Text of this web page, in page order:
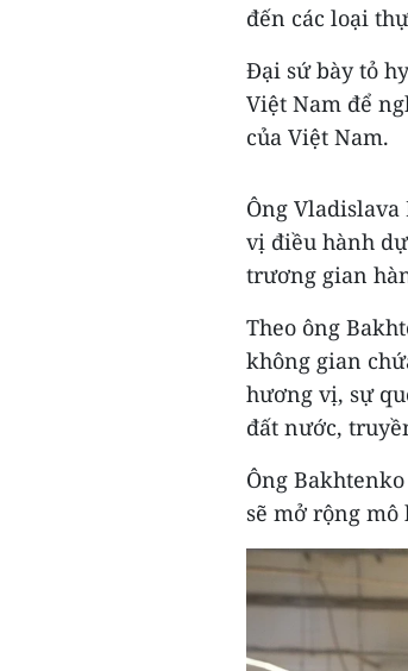
đến các loại
Đại sứ bày tỏ
Việt Nam để
của Việt Nam.
Ông
vị điều hành
trương gian
Theo ông
không gian
hương vị, sự
đất nước,
Ông
sẽ mở rộng mô